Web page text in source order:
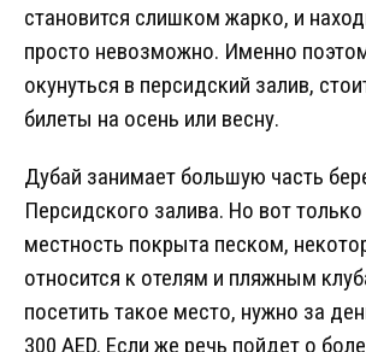
становится слишком жарко, и
просто невозможно. Именно
окунуться в персидский залив,
билеты на осень или весну.
Дубай занимает большую часть
Персидского залива. Но вот только
местность покрыта песком,
относится к отелям и пляжным
посетить такое место, нужно за
300 АЕD. Если же речь пойдет о